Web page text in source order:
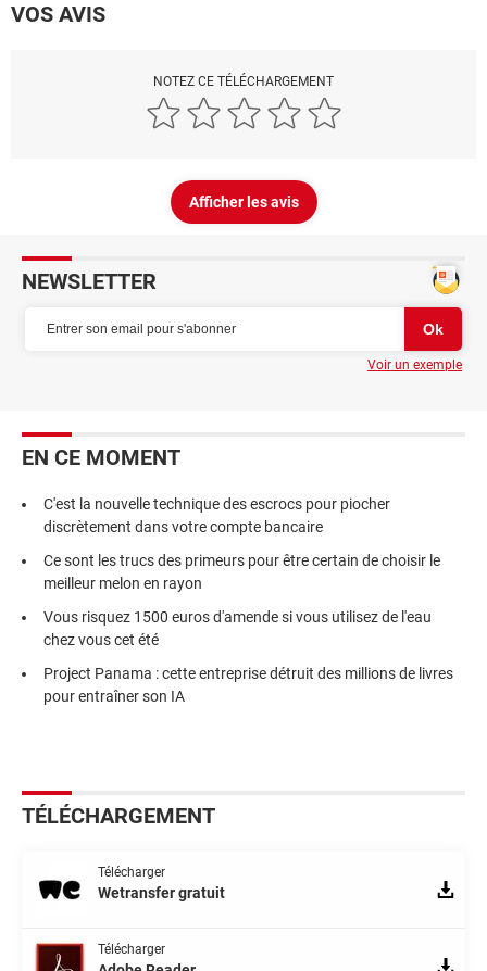
VOS AVIS
NOTEZ CE TÉLÉCHARGEMENT
Afficher les avis
NEWSLETTER
Voir un exemple
EN CE MOMENT
C'est la nouvelle technique des escrocs pour piocher
discrètement dans votre compte bancaire
Ce sont les trucs des primeurs pour être certain de choisir le
meilleur melon en rayon
Vous risquez 1500 euros d'amende si vous utilisez de l'eau
chez vous cet été
Project Panama : cette entreprise détruit des millions de livres
pour entraîner son IA
TÉLÉCHARGEMENT
Télécharger
Wetransfer gratuit
Télécharger